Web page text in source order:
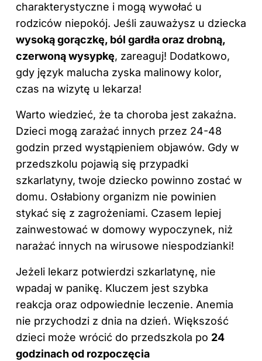
charakterystyczne i mogą wywołać u
rodziców niepokój. Jeśli zauważysz u dziecka
wysoką gorączkę, ból gardła oraz drobną,
czerwoną wysypkę, zareaguj! Dodatkowo,
gdy język malucha zyska malinowy kolor,
czas na wizytę u lekarza!
Warto wiedzieć, że ta choroba jest zakaźna.
Dzieci mogą zarażać innych przez 24-48
godzin przed wystąpieniem objawów. Gdy w
przedszkolu pojawią się przypadki
szkarlatyny, twoje dziecko powinno zostać w
domu. Osłabiony organizm nie powinien
stykać się z zagrożeniami. Czasem lepiej
zainwestować w domowy wypoczynek, niż
narażać innych na wirusowe niespodzianki!
Jeżeli lekarz potwierdzi szkarlatynę, nie
wpadaj w panikę. Kluczem jest szybka
reakcja oraz odpowiednie leczenie. Anemia
nie przychodzi z dnia na dzień. Większość
dzieci może wrócić do przedszkola po 24
godzinach od rozpoczęcia